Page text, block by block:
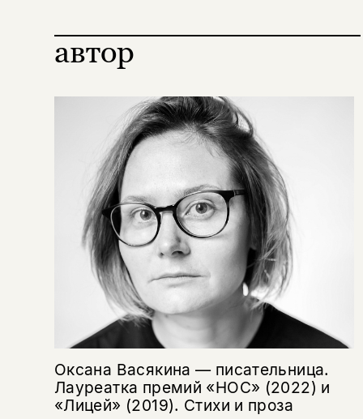
автор
Оксана Васякина — писательница.
Лауреатка премий «НОС» (2022) и
«Лицей» (2019). Стихи и проза
Поделиться
Копировать
ссылку
Вконтакте Телеграм Дзен
Я соглашаюсь сПолитикой конфиденциальности
подписаться
подписаться
несовершеннолетних
вам уже исполнилось 18 лет?
нет, вернуться назад